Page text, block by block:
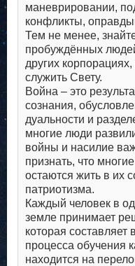
маневрировании,
конфликты,
Тем не менее,
пробуждённых
других
служить Свету.
Война – это
сознания,
дуальности и
многие люди
войны и насилие
признать, что
остаются жить в их
патриотизма.
Каждый человек в
земле принимает
которая
процесса обучения
находится на